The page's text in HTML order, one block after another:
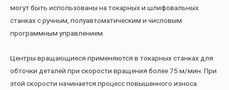
могут быть использованы на токарных и шлифовальных
станках с ручным, полуавтоматическим и числовым
программным управлением.
Центры вращающиеся применяются в токарных станках для
обточки деталей при скорости вращения более 75 м/мин. При
этой скорости начинается процесс повышенного износа